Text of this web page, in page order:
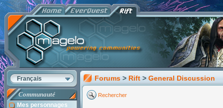
Français
Communauté
Mes personnages
Forums > Rift > General Discussion
Rechercher